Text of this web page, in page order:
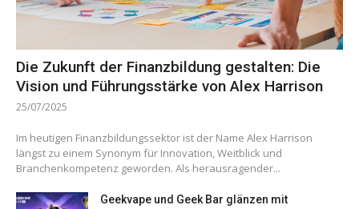
Die Zukunft der Finanzbildung gestalten: Die
Vision und Führungsstärke von Alex Harrison
25/07/2025
Im heutigen Finanzbildungssektor ist der Name Alex Harrison
längst zu einem Synonym für Innovation, Weitblick und
Branchenkompetenz geworden. Als herausragender...
Geekvape und Geek Bar glänzen mit